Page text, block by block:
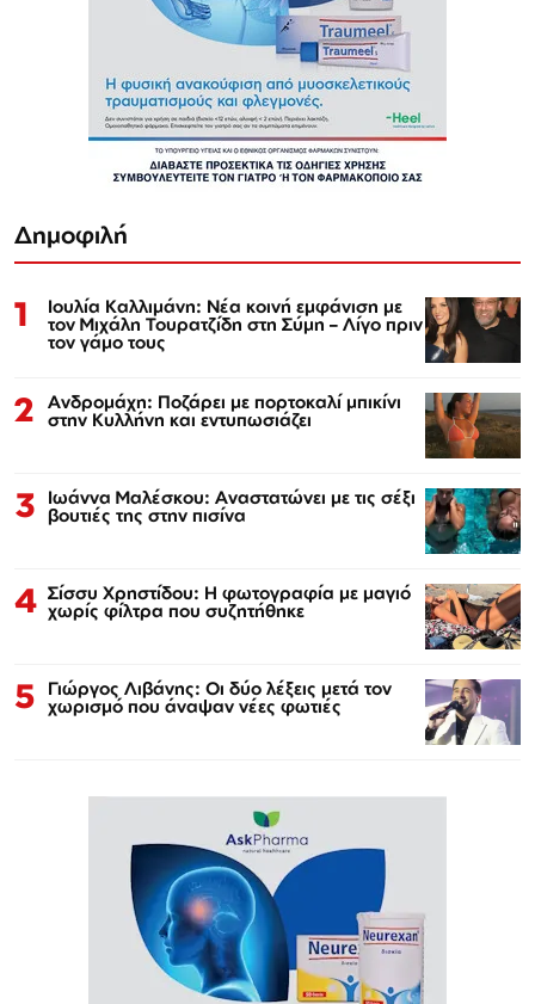
Δημοφιλή
1 Ιουλία Καλλιμάνη: Νέα κοινή εμφάνιση με
τον Μιχάλη Τουρατζίδη στη Σύμη – Λίγο πριν
τον γάμο τους
2 Ανδρομάχη: Ποζάρει με πορτοκαλί μπικίνι
στην Κυλλήνη και εντυπωσιάζει
3 Ιωάννα Μαλέσκου: Αναστατώνει με τις σέξι
βουτιές της στην πισίνα
4 Σίσσυ Χρηστίδου: Η φωτογραφία με μαγιό
χωρίς φίλτρα που συζητήθηκε
5 Γιώργος Λιβάνης: Οι δύο λέξεις μετά τον
χωρισμό που άναψαν νέες φωτιές